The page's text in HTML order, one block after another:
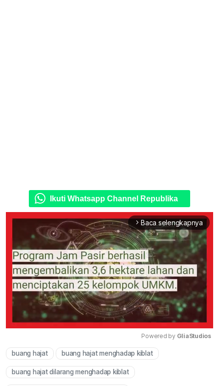
Ikuti Whatsapp Channel Republika
arrow_forward_ios Baca selengkapnya
Powered by GliaStudios
buang hajat buang hajat menghadap kiblat
buang hajat dilarang menghadap kiblat